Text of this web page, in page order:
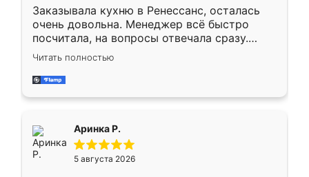
Заказывала кухню в Ренессанс, осталась
очень довольна. Менеджер всё быстро
посчитала, на вопросы отвечала сразу.
Замерщик приехал в субботу, подошёл к
делу со всей ответственностью. Собрали
за день, ребята работали аккуратно, даже
Читать полностью
Аринка Р.
5 августа 2026